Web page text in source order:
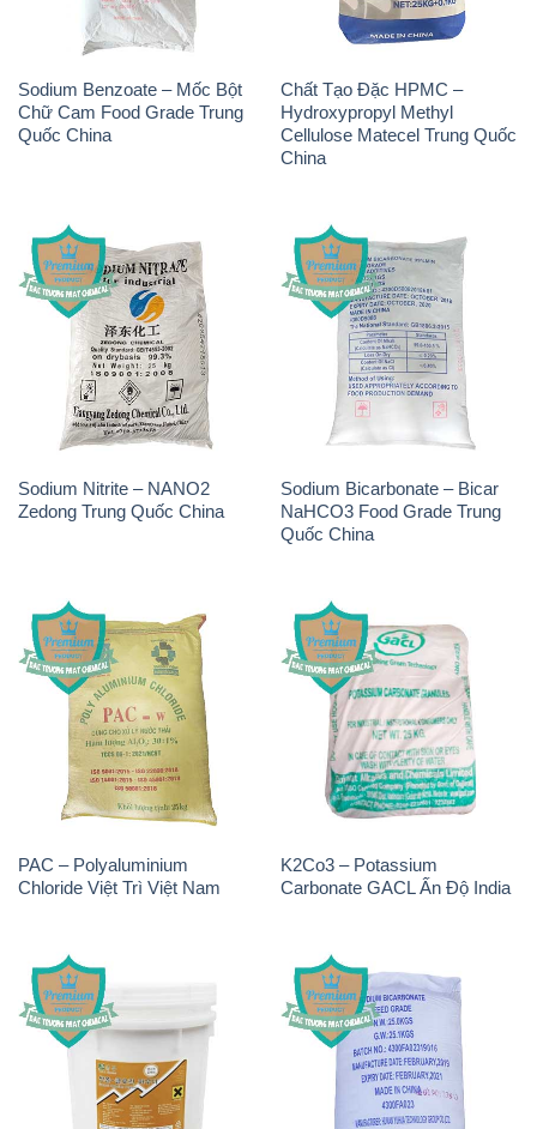
Sodium Nitrite – NANO2
Zedong Trung Quốc China
Sodium Bicarbonate – Bicar
NaHCO3 Food Grade Trung
Quốc China
PAC – Polyaluminium
Chloride Việt Trì Việt Nam
K2Co3 – Potassium
Carbonate GACL Ấn Độ India
Chlorine – Clorin 70% Hàn
Quốc Korea
Sodium Bicarbonate – Bicar
NaHCO3 Feed Grade Hunan
Yuhua Trung Quốc China